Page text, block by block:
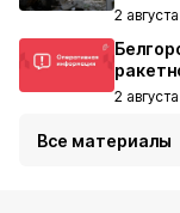
2
2
Все материалы